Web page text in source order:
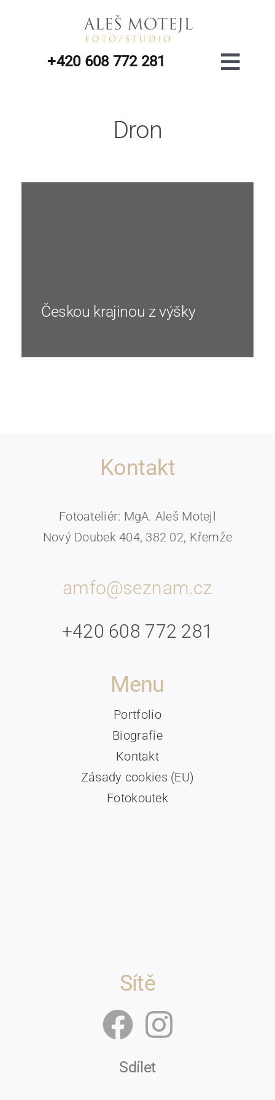
+420 608 772 281
Dron
Českou krajinou z výšky
Kontakt
Fotoateliér: MgA. Aleš Motejl
Nový Doubek 404, 382 02, Křemže
amfo@seznam.cz
+420 608 772 281
Menu
Portfolio
Biografie
Kontakt
Zásady cookies (EU)
Fotokoutek
Sítě
Sdílet